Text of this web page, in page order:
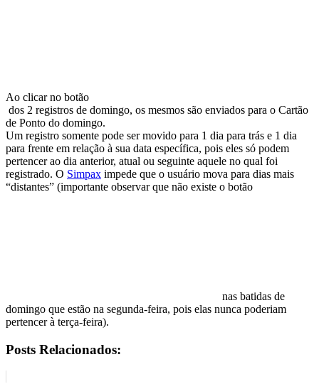
Ao clicar no botão
dos 2 registros de domingo, os mesmos são enviados para o Cartão
de Ponto do domingo.
Um registro somente pode ser movido para 1 dia para trás e 1 dia
para frente em relação à sua data específica, pois eles só podem
pertencer ao dia anterior, atual ou seguinte aquele no qual foi
registrado. O Simpax impede que o usuário mova para dias mais
“distantes” (importante observar que não existe o botão
nas batidas de
domingo que estão na segunda-feira, pois elas nunca poderiam
pertencer à terça-feira).
Posts Relacionados: